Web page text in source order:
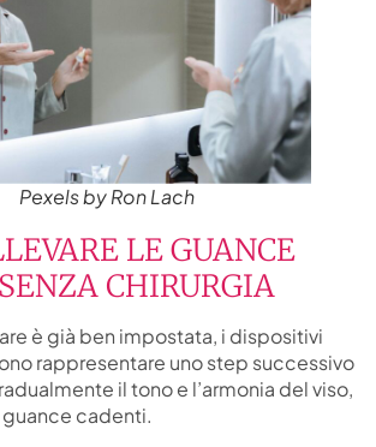
Pexels by Ron Lach
LE GUANCE
CHIRURGIA
è già ben impostata, i dispositivi
rappresentare uno step successivo
il tono e l’armonia del viso,
cadenti.